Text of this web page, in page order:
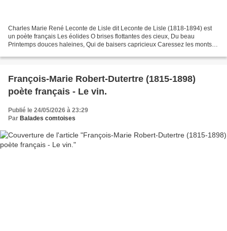
Charles Marie René Leconte de Lisle dit Leconte de Lisle (1818-1894) est
un poète français Les éolides O brises flottantes des cieux, Du beau
Printemps douces haleines, Qui de baisers capricieux Caressez les monts et
François-Marie Robert-Dutertre (1815-1898)
poète français - Le vin.
Publié le 24/05/2026 à 23:29
Par Balades comtoises